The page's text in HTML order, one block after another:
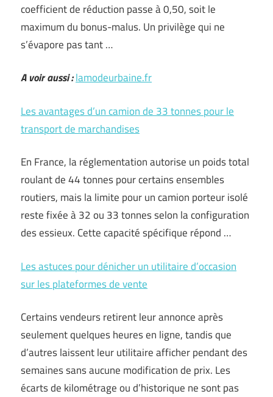
coefficient de réduction passe à 0,50, soit le
maximum du bonus-malus. Un privilège qui ne
s’évapore pas tant …
A voir aussi :lamodeurbaine.fr
Les avantages d’un camion de 33 tonnes pour le
transport de marchandises
En France, la réglementation autorise un poids total
roulant de 44 tonnes pour certains ensembles
routiers, mais la limite pour un camion porteur isolé
reste fixée à 32 ou 33 tonnes selon la configuration
des essieux. Cette capacité spécifique répond …
Les astuces pour dénicher un utilitaire d’occasion
sur les plateformes de vente
Certains vendeurs retirent leur annonce après
seulement quelques heures en ligne, tandis que
d’autres laissent leur utilitaire afficher pendant des
semaines sans aucune modification de prix. Les
écarts de kilométrage ou d’historique ne sont pas